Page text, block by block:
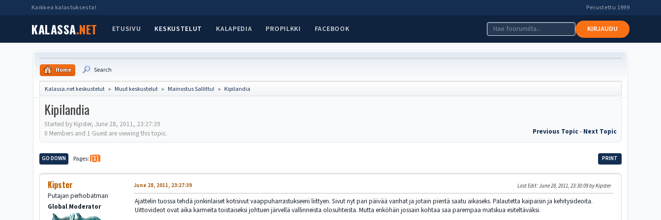
Kaikkea kalastuksesta! Perustettu 1999
KALASSA.NET ETUSIVU KESKUSTELUT KALAPEDIA PROPILKKI FACEBOOK KIRJAUDU
Home Search
Kalassa.net keskustelut ► Muut keskustelut ► Mainostus Sallittu! ► Kipilandia
Kipilandia
Started by Kipster, June 28, 2011, 23:27:39
Previous Topic- Next Topic
0 Members and 1 Guest are viewing this topic.
PRINT
GO DOWN Pages 1
Kipster
Putajan perhobatman
Global Moderator
June 28, 2011, 23:27:39 Last Edit: June 28, 2011, 23:30:09 by Kipster
Ajattelin tuossa tehdä jonkinlaiset kotisivut vaappuharrastukseeni liittyen. Sivut nyt pari päivää vanhat ja jotain pientä saatu aikaseks. Palautetta kaipaisin ja kehitysideoita.
Uittovideot ovat aika karmeita toistaiseksi johtuen järvellä vallinneista olosuhteista. Mutta enköhän jossain kohtaa saa parempaa matskua esiteltäväksi.